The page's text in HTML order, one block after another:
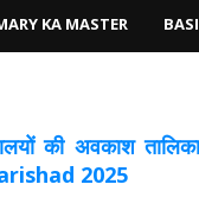
KA MASTER
की अवकाश
2025